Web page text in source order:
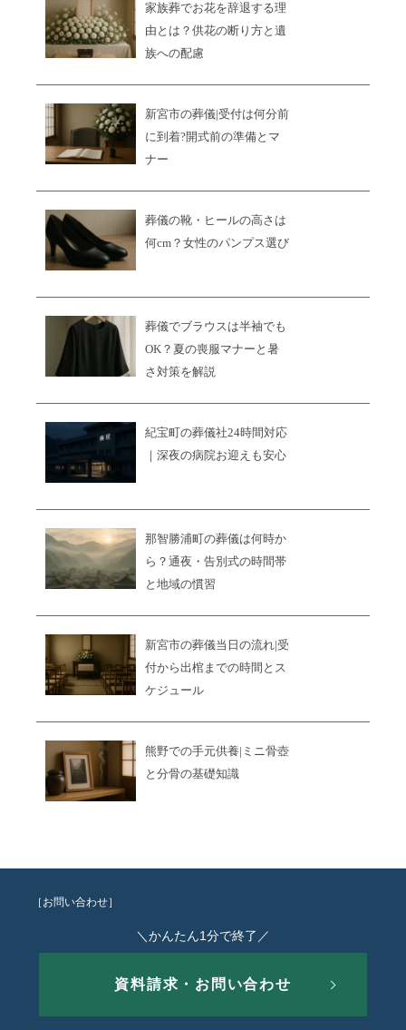
家族葬でお花を辞退する理
由とは？供花の断り方と遺
族への配慮
新宮市の葬儀|受付は何分前
に到着?開式前の準備とマ
ナー
葬儀の靴・ヒールの高さは
何cm？女性のパンプス選び
葬儀でブラウスは半袖でも
OK？夏の喪服マナーと暑
さ対策を解説
紀宝町の葬儀社24時間対応
｜深夜の病院お迎えも安心
那智勝浦町の葬儀は何時か
ら？通夜・告別式の時間帯
と地域の慣習
新宮市の葬儀当日の流れ|受
付から出棺までの時間とス
ケジュール
熊野での手元供養|ミニ骨壺
と分骨の基礎知識
［お問い合わせ］
＼かんたん1分で終了／
資料請求・お問い合わせ